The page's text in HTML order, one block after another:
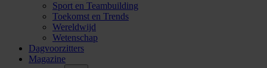
Sport en Teambuilding
Toekomst en Trends
Wereldwijd
Wetenschap
Dagvoorzitters
Magazine